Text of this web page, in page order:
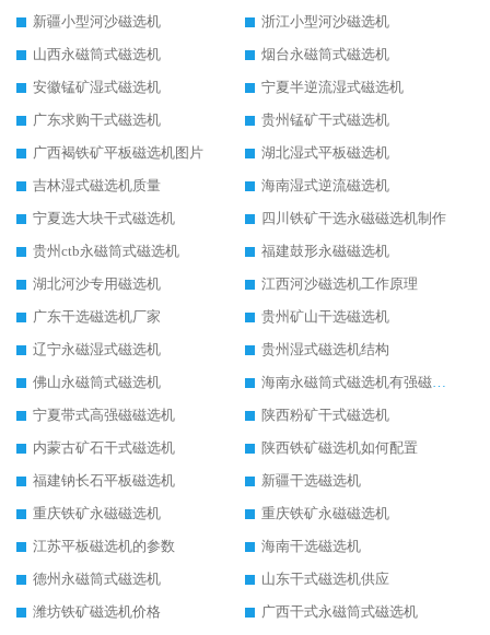
新疆小型河沙磁选机
浙江小型河沙磁选机
山西永磁筒式磁选机
烟台永磁筒式磁选机
安徽锰矿湿式磁选机
宁夏半逆流湿式磁选机
广东求购干式磁选机
贵州锰矿干式磁选机
广西褐铁矿平板磁选机图片
湖北湿式平板磁选机
吉林湿式磁选机质量
海南湿式逆流磁选机
宁夏选大块干式磁选机
四川铁矿干选永磁磁选机制作
贵州ctb永磁筒式磁选机
福建鼓形永磁磁选机
湖北河沙专用磁选机
江西河沙磁选机工作原理
广东干选磁选机厂家
贵州矿山干选磁选机
辽宁永磁湿式磁选机
贵州湿式磁选机结构
佛山永磁筒式磁选机
海南永磁筒式磁选机有强磁的吗
宁夏带式高强磁磁选机
陕西粉矿干式磁选机
内蒙古矿石干式磁选机
陕西铁矿磁选机如何配置
福建钠长石平板磁选机
新疆干选磁选机
重庆铁矿永磁磁选机
重庆铁矿永磁磁选机
江苏平板磁选机的参数
海南干选磁选机
德州永磁筒式磁选机
山东干式磁选机供应
潍坊铁矿磁选机价格
广西干式永磁筒式磁选机